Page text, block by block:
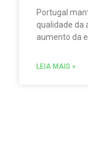
Portugal
qualidade da
aumento da
obrigam o
LEIA MAIS »